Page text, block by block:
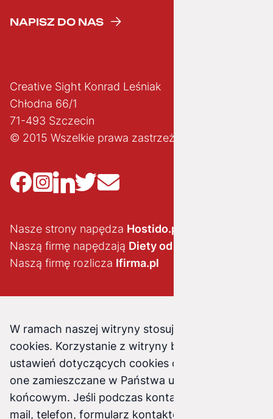
NAPISZ DO NAS
Creative Sight Konrad Leśniak
Chłodna 66/1
71-493 Szczecin
© 2015 Wszelkie prawa zastrzeżone
Nasze strony napędza Hostido.pl
Naszą firmę napędzają Diety od brokuła
Naszą firmę rozlicza Ifirma.pl
W ramach naszej witryny stosujemy pliki
cookies. Korzystanie z witryny bez zmiany
ustawień dotyczących cookies oznacza, że będą
one zamieszczane w Państwa urządzeniu
końcowym. Jeśli podczas kontaktu z nami (e-
mail, telefon, formularz kontaktowy) podasz